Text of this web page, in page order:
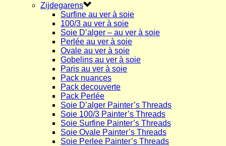
Zijdegarens
Surfine au ver à soie
100/3 au ver à soie
Soie D’alger – au ver à soie
Perlée au ver à soie
Ovale au ver à soie
Gobelins au ver à soie
Paris au ver à soie
Pack nuances
Pack decouverte
Pack Perlée
Soie D’alger Painter’s Threads
Soie 100/3 Painter’s Threads
Soie Surfine Painter’s Threads
Soie Ovale Painter’s Threads
Soie Perlee Painter’s Threads